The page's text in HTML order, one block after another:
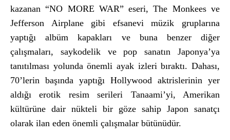
kazanan “NO MORE WAR” eseri, The Monkees ve
Jefferson Airplane gibi efsanevi müzik gruplarına
yaptığı albüm kapakları ve buna benzer diğer
çalışmaları, saykodelik ve pop sanatın Japonya’ya
tanıtılması yolundaönemli ayak izleri bıraktı. Dahası,
70’lerin başında yaptığı Hollywood aktrislerinin yer
aldığı erotik resim serileri Tanaami’yi, Amerikan
kültürüne dair nükteli bir göze sahip Japon sanatçı
olarak ilan eden önemli çalışmalar bütünüdür.